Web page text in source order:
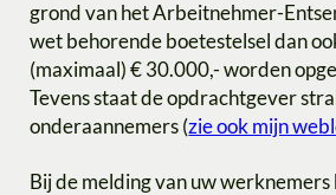
grond van het Arbeitnehmer-
wet behorende boetestelsel dan
(maximaal) € 30.000,- worden
Tevens staat de opdrachtgever
onderaannemers (zie ook mijn
Bij de melding van uw